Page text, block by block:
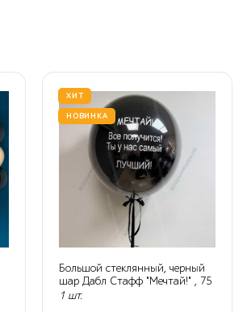
ХИТ
НОВИНКА
Большой стеклянный, черный
шар Дабл Стафф "Мечтай!" , 75
см.
1 шт.